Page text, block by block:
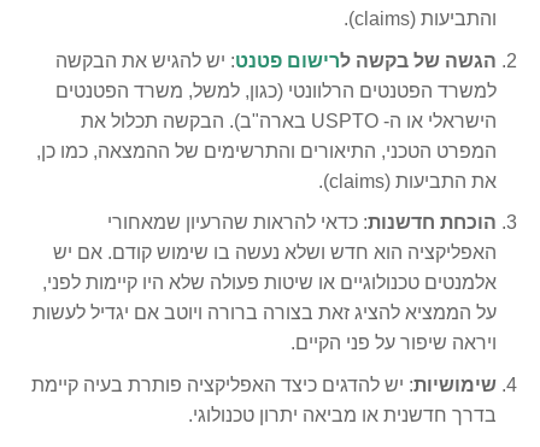
והתביעות (claims).
הגשה של בקשה לרישום פטנט: יש להגיש את הבקשה
למשרד הפטנטים הרלוונטי (כגון, למשל, משרד הפטנטים
הישראלי או ה- USPTO בארה"ב). הבקשה תכלול את
המפרט הטכני, התיאורים והתרשימים של ההמצאה, כמו כן,
את התביעות (claims).
הוכחת חדשנות: כדאי להראות שהרעיון שמאחורי
האפליקציה הוא חדש ושלא נעשה בו שימוש קודם. אם יש
אלמנטים טכנולוגיים או שיטות פעולה שלא היו קיימות לפני,
על הממציא להציג זאת בצורה ברורה ויוטב אם יגדיל לעשות
ויראה שיפור על פני הקיים.
שימושיות: יש להדגים כיצד האפליקציה פותרת בעיה קיימת
בדרך חדשנית או מביאה יתרון טכנולוגי.